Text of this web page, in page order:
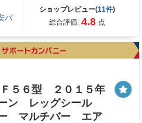
バ
ショップレビュー(11件)
総合評価: 4.8 点
５６型 ２０１５年
ン レッグシール
マルチバー エア